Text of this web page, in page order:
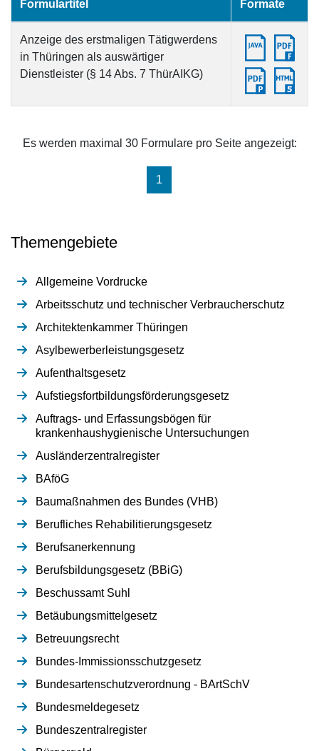
Formulartitel Formate
Anzeige des erstmaligen Tätigwerdens
in Thüringen als auswärtiger
Dienstleister (§ 14 Abs. 7 ThürAIKG)
Es werden maximal 30 Formulare pro Seite angezeigt:
1
Themengebiete
Allgemeine Vordrucke
Arbeitsschutz und technischer Verbraucherschutz
Architektenkammer Thüringen
Asylbewerberleistungsgesetz
Aufenthaltsgesetz
Aufstiegsfortbildungsförderungsgesetz
Auftrags- und Erfassungsbögen für
krankenhaushygienische Untersuchungen
Ausländerzentralregister
BAföG
Baumaßnahmen des Bundes (VHB)
Berufliches Rehabilitierungsgesetz
Berufsanerkennung
Berufsbildungsgesetz (BBiG)
Beschussamt Suhl
Betäubungsmittelgesetz
Betreuungsrecht
Bundes-Immissionsschutzgesetz
Bundesartenschutzverordnung - BArtSchV
Bundesmeldegesetz
Bundeszentralregister